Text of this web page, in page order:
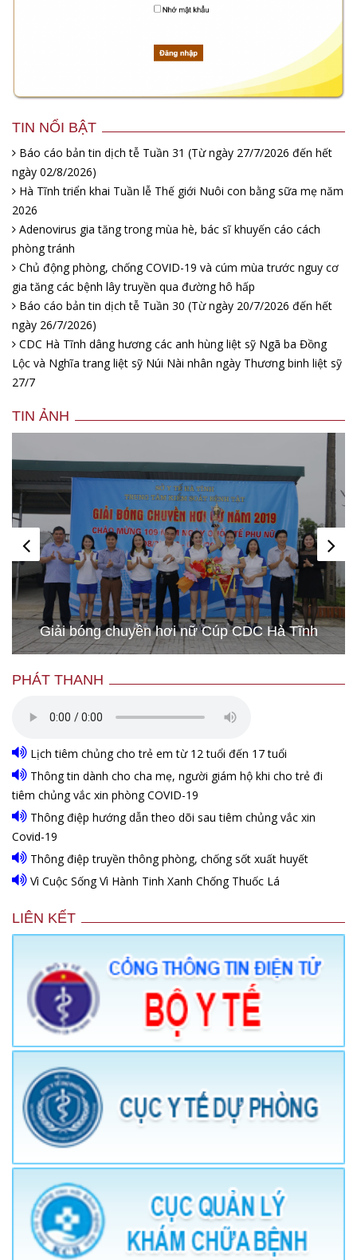
TIN NỔI BẬT
Báo cáo bản tin dịch tễ Tuần 31 (Từ ngày 27/7/2026 đến hết
ngày 02/8/2026)
Hà Tĩnh triển khai Tuần lễ Thế giới Nuôi con bằng sữa mẹ năm
2026
Adenovirus gia tăng trong mùa hè, bác sĩ khuyến cáo cách
phòng tránh
Chủ động phòng, chống COVID-19 và cúm mùa trước nguy cơ
gia tăng các bệnh lây truyền qua đường hô hấp
Báo cáo bản tin dịch tễ Tuần 30 (Từ ngày 20/7/2026 đến hết
ngày 26/7/2026)
CDC Hà Tĩnh dâng hương các anh hùng liệt sỹ Ngã ba Đồng
Lộc và Nghĩa trang liệt sỹ Núi Nài nhân ngày Thương binh liệt sỹ
27/7
TIN ẢNH
Hình ảnh những chú chó gây bão mạng với tài
lướt sóng như “dân chơi”
PHÁT THANH
Lịch tiêm chủng cho trẻ em từ 12 tuổi đến 17 tuổi
Thông tin dành cho cha mẹ, người giám hộ khi cho trẻ đi
tiêm chủng vắc xin phòng COVID-19
Thông điệp hướng dẫn theo dõi sau tiêm chủng vắc xin
Covid-19
Thông điệp truyền thông phòng, chống sốt xuất huyết
Vì Cuộc Sống Vì Hành Tinh Xanh Chống Thuốc Lá
LIÊN KẾT